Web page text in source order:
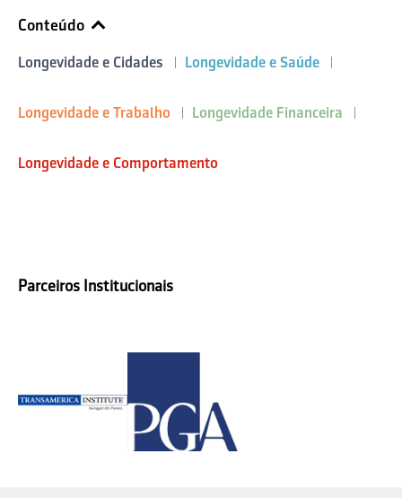
Conteúdo
Longevidade e Cidades Longevidade e Saúde
Longevidade e Trabalho Longevidade Financeira
Longevidade e Comportamento
Parceiros Institucionais